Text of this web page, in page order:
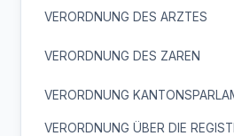
VERORDNUNG DES ARZTES
VERORDNUNG DES ZAREN
VERORDNUNG
VERORDNUNG ÜBER DIE